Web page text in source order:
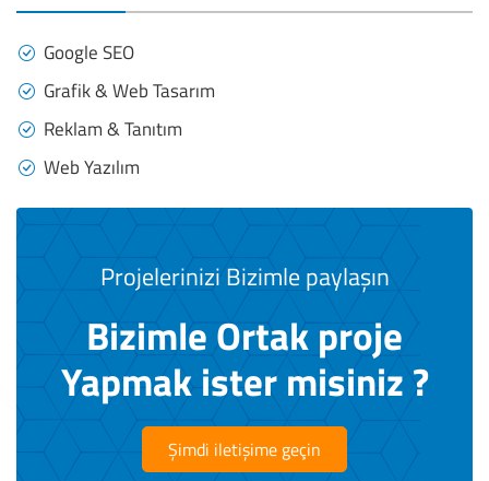
Google SEO
Grafik & Web Tasarım
Reklam & Tanıtım
Web Yazılım
Projelerinizi Bizimle paylaşın
Bizimle Ortak proje
Yapmak ister misiniz ?
Şimdi iletişime geçin